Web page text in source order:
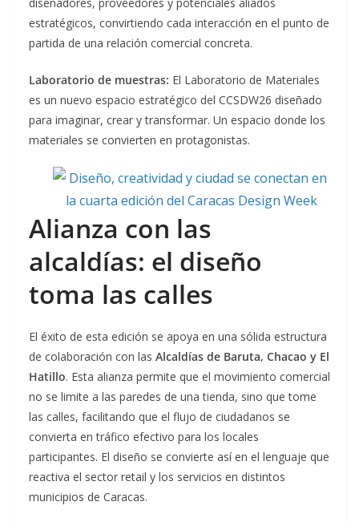
estratégicos, convirtiendo cada interacción en el punto de
partida de una relación comercial concreta.
Laboratorio de muestras: El Laboratorio de Materiales
es un nuevo espacio estratégico del CCSDW26 diseñado
para imaginar, crear y transformar. Un espacio donde los
materiales se convierten en protagonistas.
Alianza con las
alcaldías: el diseño
toma las calles
El éxito de esta edición se apoya en una sólida estructura
de colaboración con las Alcaldías de Baruta, Chacao y El
Hatillo. Esta alianza permite que el movimiento comercial
no se limite a las paredes de una tienda, sino que tome
las calles, facilitando que el flujo de ciudadanos se
convierta en tráfico efectivo para los locales
participantes. El diseño se convierte así en el lenguaje que
reactiva el sector retail y los servicios en distintos
municipios de Caracas.